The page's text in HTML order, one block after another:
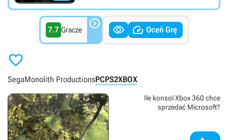
7.7 Gracze    Oceń Grę

SegaMonolith ProductionsPCPS2XBOX
Ile konsol Xbox 360 chce
sprzedać Microsoft?